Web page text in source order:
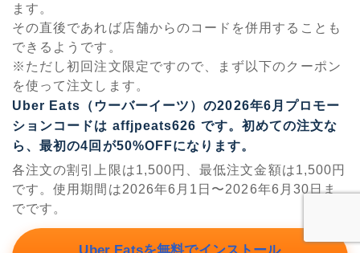
ます。
その直後であれば店舗からのコードを併用することも
できるようです。
※ただし初回注文限定ですので、まず以下のクーポン
を使って注文します。
Uber Eats（ウーバーイーツ）の2026年6月プロモー
ションコードは affjpeats626 です。初めての注文な
ら、最初の4回が50%OFFになります。
各注文の割引上限は1,500円、最低注文金額は1,500円
です。使用期間は2026年6月1日〜2026年6月30日ま
でです。
Uber Eatsを無料でインストール